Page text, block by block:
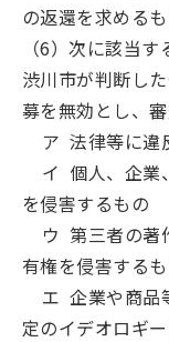
の返還を求めるも
（6）次に該当
渋川市が判断し
募を無効とし、
ア 法律等に違
イ 個人、企業
を侵害するもの
ウ 第三者の著
有権を侵害する
エ 企業や商品
定のイデオロギ